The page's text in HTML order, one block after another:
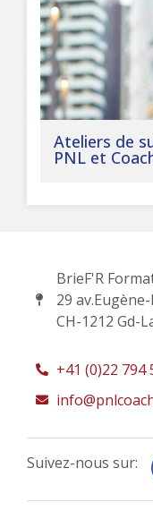
Ateliers de
PNL et
BrieF'R
29
CH-1212 Gd-
+41 (0)22 794
Suivez-nous sur: